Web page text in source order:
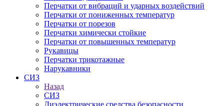
Перчатки от вибраций и ударных воздействий
Перчатки от пониженных температур
Перчатки от порезов
Перчатки химически стойкие
Перчатки от повышенных температур
Рукавицы
Перчатки трикотажные
Нарукавники
СИЗ
Назад
СИЗ
Диэлектрические средства безопасности